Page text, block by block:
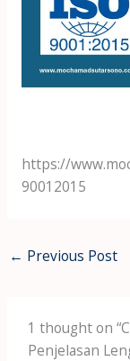
https://
90012015
← Previous Post
1 thought on
Penjelasan